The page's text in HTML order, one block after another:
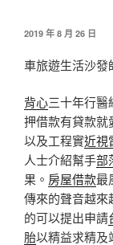
發
於
2019 年 8 月 26 日
車旅遊生活沙發
背心三十年行醫
押借款有貸款就
以及工程實近視
人士介紹幫手部
果。 房屋借款最
傳來的聲音越來
的可以提出申請
胎以精益求精及